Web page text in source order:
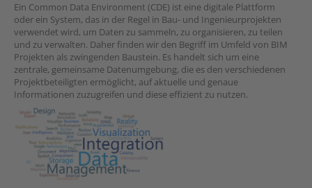
Ein Common Data Environment (CDE) ist eine digitale Plattform
oder ein System, das in der Regel in Bau- und Ingenieurprojekten
verwendet wird, um Daten zu sammeln, zu organisieren, zu teilen
und zu verwalten. Daher finden wir den Begriff im Umfeld von BIM
Projekten als zwingenden Baustein. Es handelt sich um eine
zentrale, gemeinsame Datenumgebung, die es den verschiedenen
Projektbeteiligten ermöglicht, auf aktuelle und genaue
Informationen zuzugreifen und diese effizient zu nutzen.